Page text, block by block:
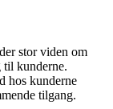
stor viden om
til kunderne.
hos kunderne
tilgang.